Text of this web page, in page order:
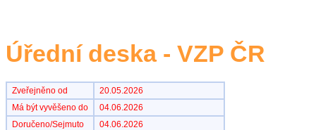
Úřední deska - VZP ČR
Zveřejněno od
20.05.2026
Má být vyvěšeno do
04.06.2026
Doručeno/Sejmuto
04.06.2026